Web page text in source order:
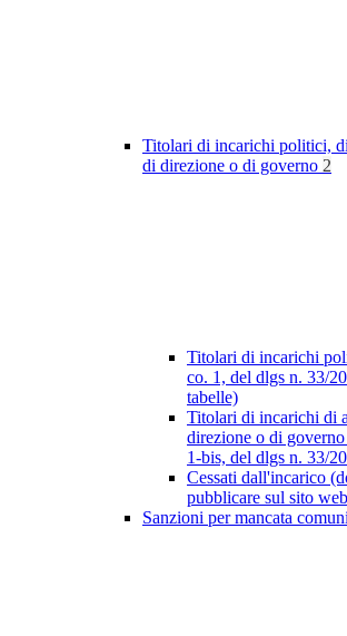
Titolari di incarichi politici,
di direzione o di governo 2
Titolari di incarichi
co. 1, del dlgs n. 33/
tabelle)
Titolari di incarichi di
direzione o di
1-bis, del dlgs n. 33/
Cessati dall'incarico
pubblicare sul sito
Sanzioni per mancata